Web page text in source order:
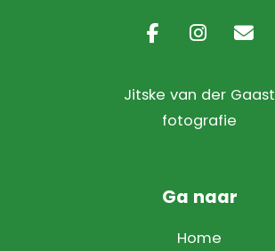
Jitske van der Gaast
fotografie
Ga naar
Home